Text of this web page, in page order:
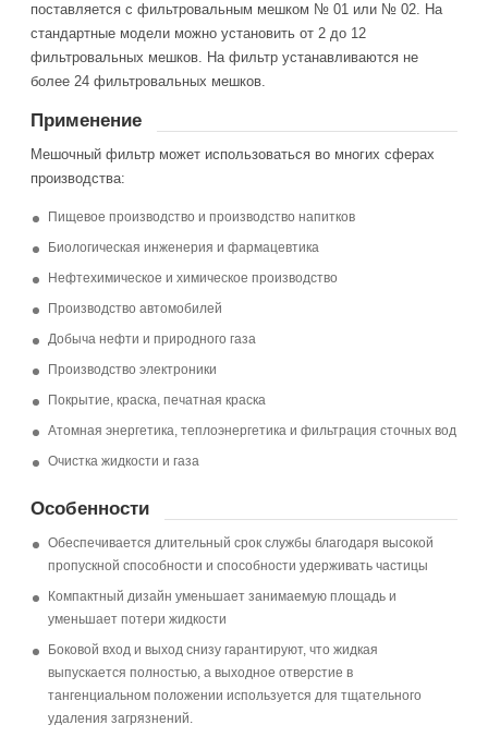
поставляется с фильтровальным мешком № 01 или № 02. На
стандартные модели можно установить от 2 до 12
фильтровальных мешков. На фильтр устанавливаются не
более 24 фильтровальных мешков.
Применение
Мешочный фильтр может использоваться во многих сферах
производства:
Пищевое производство и производство напитков
Биологическая инженерия и фармацевтика
Нефтехимическое и химическое производство
Производство автомобилей
Добыча нефти и природного газа
Производство электроники
Покрытие, краска, печатная краска
Атомная энергетика, теплоэнергетика и фильтрация сточных вод
Очистка жидкости и газа
Особенности
Обеспечивается длительный срок службы благодаря высокой
пропускной способности и способности удерживать частицы
Компактный дизайн уменьшает занимаемую площадь и
уменьшает потери жидкости
Боковой вход и выход снизу гарантируют, что жидкая
выпускается полностью, а выходное отверстие в
тангенциальном положении используется для тщательного
удаления загрязнений.